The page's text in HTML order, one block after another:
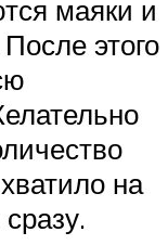
маяки и
этого
на